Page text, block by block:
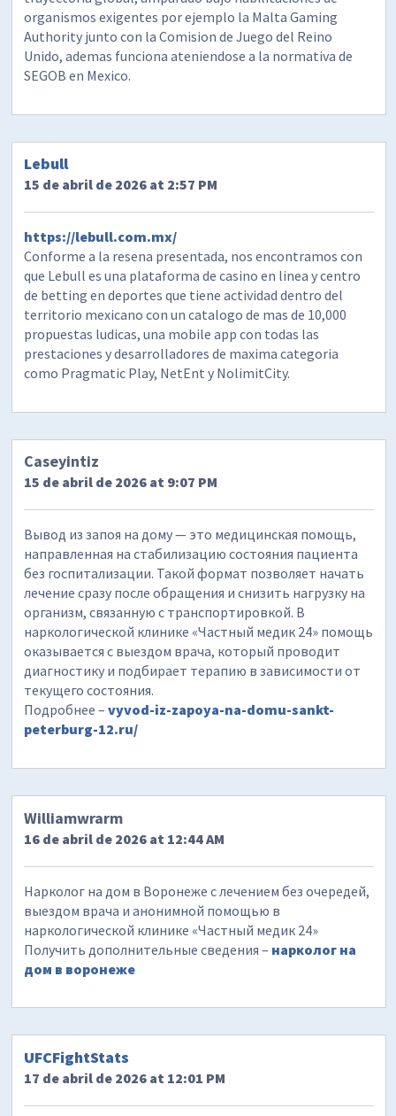
organismos exigentes por ejemplo la Malta Gaming
Authority junto con la Comision de Juego del Reino
Unido, ademas funciona ateniendose a la normativa de
SEGOB en Mexico.
Lebull
15 de abril de 2026 at 2:57 PM
https://lebull.com.mx/
Conforme a la resena presentada, nos encontramos con
que Lebull es una plataforma de casino en linea y centro
de betting en deportes que tiene actividad dentro del
territorio mexicano con un catalogo de mas de 10,000
propuestas ludicas, una mobile app con todas las
prestaciones y desarrolladores de maxima categoria
como Pragmatic Play, NetEnt y NolimitCity.
Caseyintiz
15 de abril de 2026 at 9:07 PM
Вывод из запоя на дому — это медицинская помощь,
направленная на стабилизацию состояния пациента
без госпитализации. Такой формат позволяет начать
лечение сразу после обращения и снизить нагрузку на
организм, связанную с транспортировкой. В
наркологической клинике «Частный медик 24» помощь
оказывается с выездом врача, который проводит
диагностику и подбирает терапию в зависимости от
текущего состояния.
Подробнее –vyvod-iz-zapoya-na-domu-sankt-
peterburg-12.ru/
Williamwrarm
16 de abril de 2026 at 12:44 AM
Нарколог на дом в Воронеже с лечением без очередей,
выездом врача и анонимной помощью в
наркологической клинике «Частный медик 24»
Получить дополнительные сведения – нарколог на
дом в воронеже
UFCFightStats
17 de abril de 2026 at 12:01 PM